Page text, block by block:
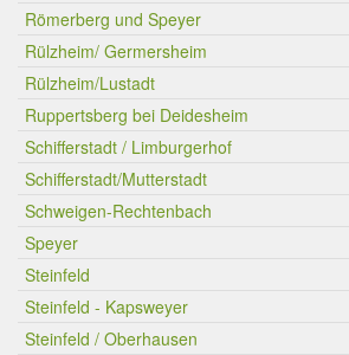
Römerberg und Speyer
Rülzheim/ Germersheim
Rülzheim/Lustadt
Ruppertsberg bei Deidesheim
Schifferstadt / Limburgerhof
Schifferstadt/Mutterstadt
Schweigen-Rechtenbach
Speyer
Steinfeld
Steinfeld - Kapsweyer
Steinfeld / Oberhausen